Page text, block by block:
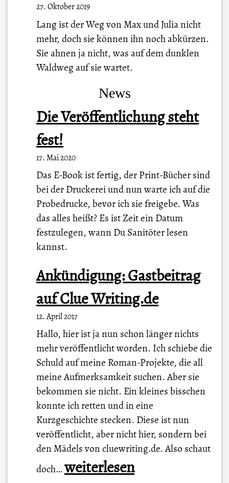
27. Oktober 2019
Lang ist der Weg von Max und Julia nicht
mehr, doch sie können ihn noch abkürzen.
Sie ahnen ja nicht, was auf dem dunklen
Waldweg auf sie wartet.
News
Die Veröffentlichung steht
fest!
17. Mai 2020
Das E-Book ist fertig, der Print-Bücher sind
bei der Druckerei und nun warte ich auf die
Probedrucke, bevor ich sie freigebe. Was
das alles heißt? Es ist Zeit ein Datum
festzulegen, wann Du Sanitöter lesen
kannst.
Ankündigung: Gastbeitrag
auf Clue Writing.de
12. April 2017
Hallo, hier ist ja nun schon länger nichts
mehr veröffentlicht worden. Ich schiebe die
Schuld auf meine Roman-Projekte, die all
meine Aufmerksamkeit suchen. Aber sie
bekommen sie nicht. Ein kleines bisschen
konnte ich retten und in eine
Kurzgeschichte stecken. Diese ist nun
veröffentlicht, aber nicht hier, sondern bei
den Mädels von cluewriting.de. Also schaut
doch…A
weiterlesen